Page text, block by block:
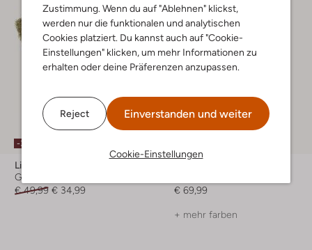
Zustimmung. Wenn du auf "Ablehnen" klickst,
werden nur die funktionalen und analytischen
Cookies platziert. Du kannst auch auf "Cookie-
Einstellungen" klicken, um mehr Informationen zu
erhalten oder deine Präferenzen anzupassen.
Reject Einverstanden und weiter
Cookie-Einstellungen
-30%
Like Flo
Gilet
€ 49,99 € 34,99
€ 69,99
+ mehr farben